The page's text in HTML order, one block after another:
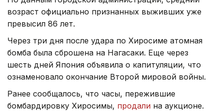
возраст официально признанных выживших уже
превысил 86 лет.
Через три дня после удара по Хиросиме атомная
бомба была сброшена на Нагасаки. Еще через
шесть дней Япония объявила о капитуляции, что
ознаменовало окончание Второй мировой войны.
Ранее сообщалось, что часы, пережившие
бомбардировку Хиросимы, продали на аукционе.